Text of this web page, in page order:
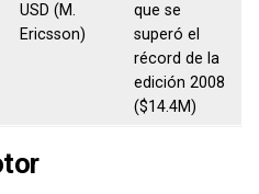
USD (M.
Ericsson)
que se
superó el
récord de la
edición 2008
($14.4M)